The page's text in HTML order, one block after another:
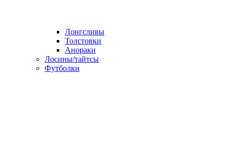
Лонгсливы
Толстовки
Анораки
Лосины/тайтсы
Футболки